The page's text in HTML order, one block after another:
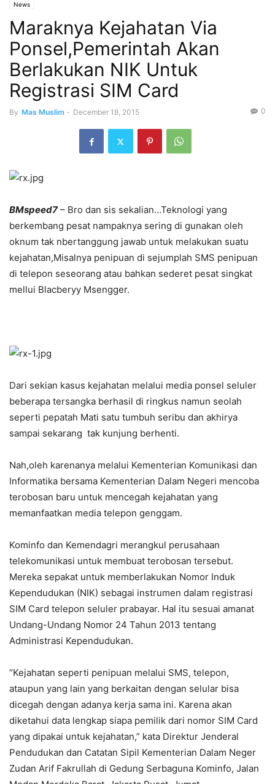
News
Maraknya Kejahatan Via
Ponsel,Pemerintah Akan
Berlakukan NIK Untuk
Registrasi SIM Card
By Mas Muslim - December 18, 2015 0
BMspeed7– Bro dan sis sekalian…Teknologi yang
berkembang pesat nampaknya sering di gunakan oleh
oknum tak nbertanggung jawab untuk melakukan suatu
kejahatan,Misalnya penipuan di sejumplah SMS penipuan
di telepon seseorang atau bahkan sederet pesat singkat
mellui Blacberyy Msengger.
Dari sekian kasus kejahatan melalui media ponsel seluler
beberapa tersangka berhasil di ringkus namun seolah
seperti pepatah Mati satu tumbuh seribu dan akhirya
sampai sekarang tak kunjung berhenti.
Nah,oleh karenanya melalui Kementerian Komunikasi dan
Informatika bersama Kementerian Dalam Negeri mencoba
terobosan baru untuk mencegah kejahatan yang
memanfaatkan media telepon genggam.
Kominfo dan Kemendagri merangkul perusahaan
telekomunikasi untuk membuat terobosan tersebut.
Mereka sepakat untuk memberlakukan Nomor Induk
Kependudukan (NIK) sebagai instrumen dalam registrasi
SIM Card telepon seluler prabayar. Hal itu sesuai amanat
Undang-Undang Nomor 24 Tahun 2013 tentang
Administrasi Kependudukan.
“Kejahatan seperti penipuan melalui SMS, telepon,
ataupun yang lain yang berkaitan dengan selular bisa
dicegah dengan adanya kerja sama ini. Karena akan
diketahui data lengkap siapa pemilik dari nomor SIM Card
yang dipakai untuk kejahatan,” kata Direktur Jenderal
Pendudukan dan Catatan Sipil Kementerian Dalam Neger
Zudan Arif Fakrullah di Gedung Serbaguna Kominfo, Jalan